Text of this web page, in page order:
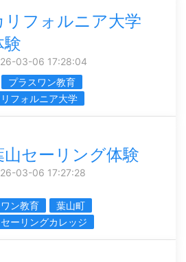
リフォルニア大学
験
03-06 17:28:04
プラスワン教育
フォルニア大学
山セーリング体験
03-06 17:27:28
ン教育
葉山町
ーリングカレッジ